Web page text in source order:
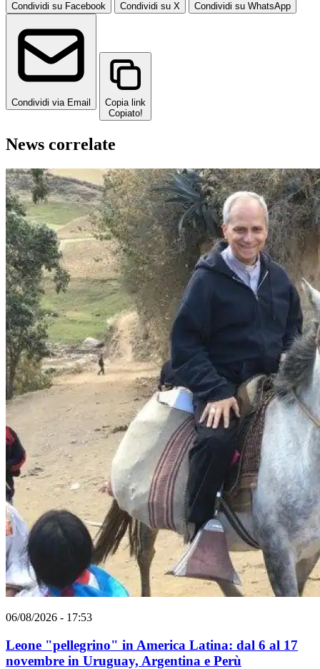
Condividi su Facebook Condividi su X Condividi su WhatsApp
Condividi via Email
Copia link
Copiato!
News correlate
06/08/2026 - 17:53
Leone "pellegrino" in America Latina: dal 6 al 17
novembre in Uruguay, Argentina e Perù